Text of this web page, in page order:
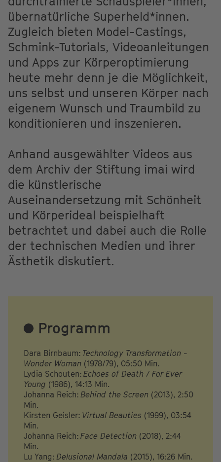
übernatürliche Superheld*innen.
Zugleich bieten Model-Castings,
Schmink-Tutorials, Videoanleitungen
und Apps zur Körperoptimierung
heute mehr denn je die Möglichkeit,
uns selbst und unseren Körper nach
eigenem Wunsch und Traumbild zu
konditionieren und inszenieren.
Anhand ausgewählter Videos aus
dem Archiv der Stiftung imai wird
die künstlerische
Auseinandersetzung mit Schönheit
und Körperideal beispielhaft
betrachtet und dabei auch die Rolle
der technischen Medien und ihrer
Ästhetik diskutiert.
Programm
Dara Birnbaum: Technology Transformation -
Wonder Woman (1978/79), 05:50 Min.
Lydia Schouten: Echoes of Death / For Ever
Young (1986), 14:13 Min.
Johanna Reich: Behind the Screen (2013), 2:50
Min.
Kirsten Geisler: Virtual Beauties (1999), 03:54
Min.
Johanna Reich: Face Detection (2018), 2:44
Min.
Lu Yang: Delusional Mandala (2015), 16:26 Min.